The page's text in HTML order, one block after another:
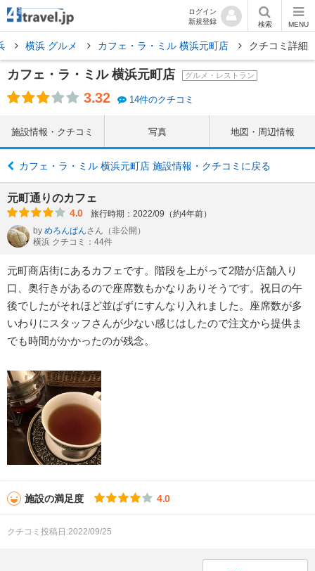
ログイン
新規登録
検索 MENU
横浜 グルメ カフェ・ラ・ミル 横浜元町店 クチコミ詳細
カフェ・ラ・ミル 横浜元町店 グルメ・レストラン
3.32 14件のクチコミ
施設情報・クチコミ 写真 地図・周辺情報
カフェ・ラ・ミル 横浜元町店 施設情報・クチコミに戻る
元町通りのカフェ
4.0
旅行時期：2022/09（約4年前）
by めろんぱんさん （非公開）
横浜 クチコミ：44件
元町商店街にあるカフェです。階段を上がって2階が店舗入り
口、奥行きがあるので座席数もかなりありそうです。祝日の午
後でしたがそれほど並ばずにすんなり入れました。座席数が多
いわりにスタッフさんが少ない感じはしたので注文から提供ま
でも時間がかかったのが残念。
施設の満足度 4.0
クチコミ投稿日:2022/09/25